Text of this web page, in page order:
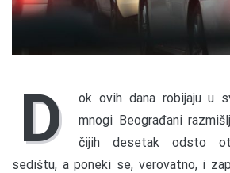
D
ok ovih dana robijaju u
mnogi Beograđani
čijih desetak odsto
sedištu, a poneki se, verovatno, i